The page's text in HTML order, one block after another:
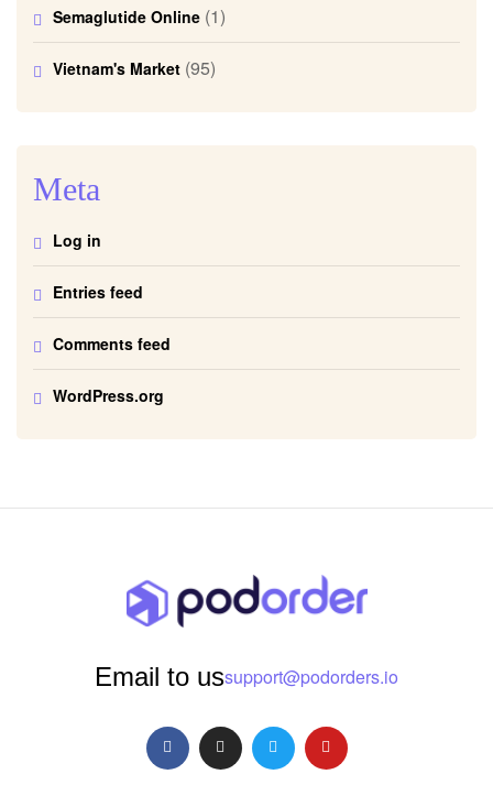
Semaglutide Online (1)
Vietnam's Market (95)
Meta
Log in
Entries feed
Comments feed
WordPress.org
Email to ussupport@podorders.io